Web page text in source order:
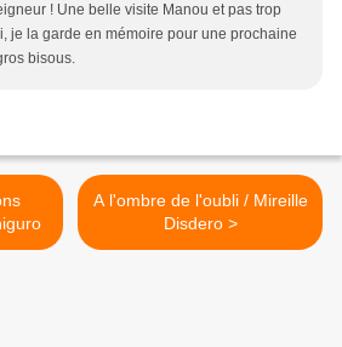
! Une belle visite Manou et pas trop
je la garde en mémoire pour une prochaine
bisous.
A l'ombre de l'oubli / Mireille
Disdero >